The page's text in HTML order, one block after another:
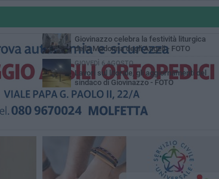
«Giovinazzo, a che punto siamo?»:
MARTEDÌ 4 AGOSTO
Giovinazzo celebra la festività liturgica
della Madonna degli Angeli - FOTO
GIOVEDÌ 6 AGOSTO
Lavori sul litorale, gli aggiornamenti del
sindaco di Giovinazzo - FOTO